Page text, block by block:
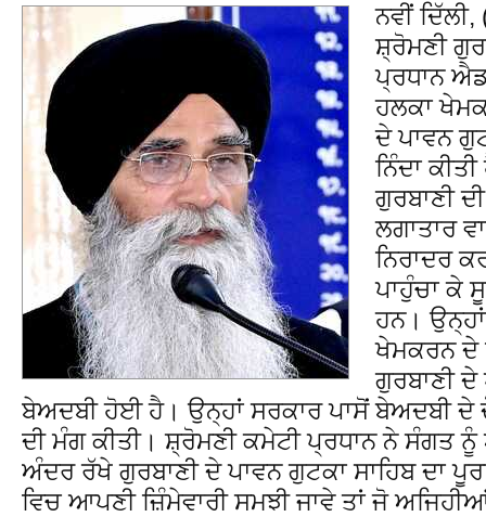
ਨਵੀਂ
ਸ਼੍ਰੋਮਣੀ
ਪ੍ਰਧਾਨ
ਹਲਕਾ
ਦੇ ਪਾਵਨ
ਨਿੰਦਾ
ਗੁਰਬਾਣੀ
ਲਗਾਤਾਰ
ਨਿਰਾਦਰ
ਪਾਹੁੰਚਾ ਕੇ
ਹਨ। ਉਨ੍ਹਾਂ
ਖੇਮਕਰਨ ਦੇ
ਗੁਰਬਾਣੀ ਦੇ
ਬੇਅਦਬੀ ਹੋਈ ਹੈ। ਉਨ੍ਹਾਂ ਸਰਕਾਰ ਪਾਸੋਂ ਬੇਅਦਬੀ ਦੇ
ਦੀ ਮੰਗ ਕੀਤੀ। ਸ਼੍ਰੋਮਣੀ ਕਮੇਟੀ ਪ੍ਰਧਾਨ ਨੇ ਸੰਗਤ
ਅੰਦਰ ਰੱਖੇ ਗੁਰਬਾਣੀ ਦੇ ਪਾਵਨ ਗੁਟਕਾ ਸਾਹਿਬ ਦਾ
ਵਿਚ ਆਪਣੀ ਜ਼ਿੰਮੇਵਾਰੀ ਸਮਝੀ ਜਾਵੇ ਤਾਂ ਜੋ